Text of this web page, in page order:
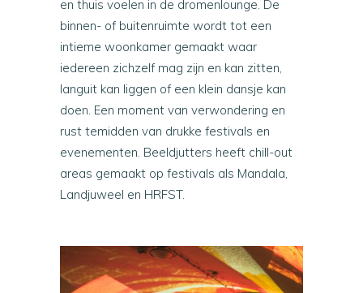
en thuis voelen in de dromenlounge. De
binnen- of buitenruimte wordt tot een
intieme woonkamer gemaakt waar
iedereen zichzelf mag zijn en kan zitten,
languit kan liggen of een klein dansje kan
doen. Een moment van verwondering en
rust temidden van drukke festivals en
evenementen. Beeldjutters heeft chill-out
areas gemaakt op festivals als Mandala,
Landjuweel en HRFST.